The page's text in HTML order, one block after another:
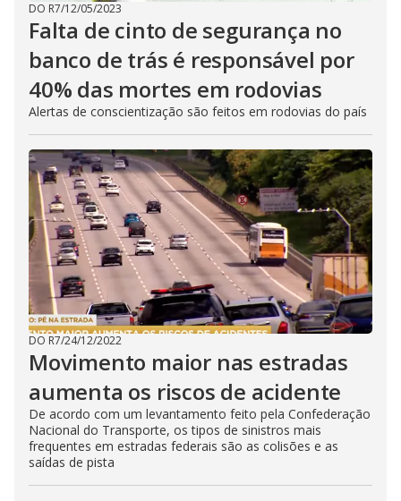
DO R7/12/05/2023
Falta de cinto de segurança no
banco de trás é responsável por
40% das mortes em rodovias
Alertas de conscientização são feitos em rodovias do país
DO R7/24/12/2022
Movimento maior nas estradas
aumenta os riscos de acidente
De acordo com um levantamento feito pela Confederação
Nacional do Transporte, os tipos de sinistros mais
frequentes em estradas federais são as colisões e as
saídas de pista